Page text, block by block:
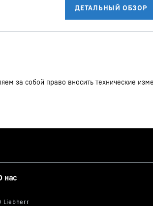
за собой право вносить технические
нас